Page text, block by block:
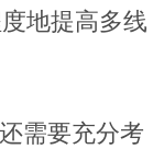
地提高多线
需要充分考